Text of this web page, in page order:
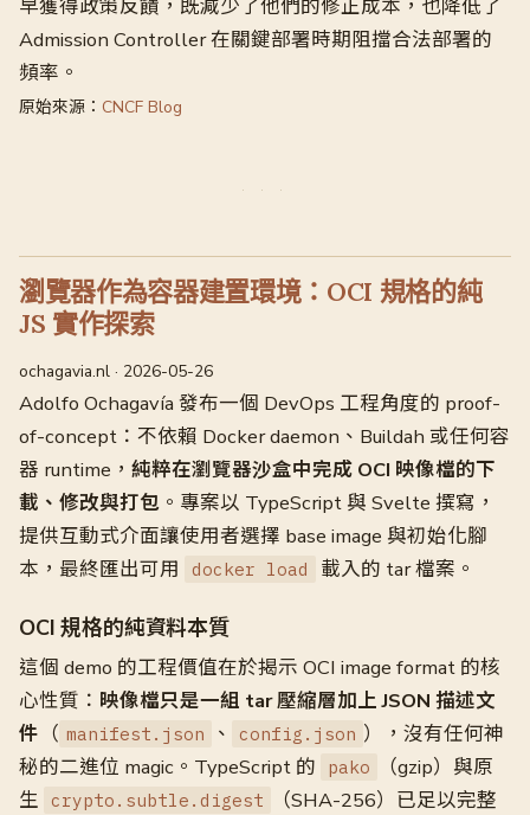
早獲得政策反饋，既減少了他們的修正成本，也降低了
Admission Controller 在關鍵部署時期阻擋合法部署的
頻率。
原始來源： CNCF Blog
瀏覽器作為容器建置環境：OCI 規格的純
JS 實作探索
ochagavia.nl · 2026-05-26
Adolfo Ochagavía 發布一個 DevOps 工程角度的 proof-
of-concept：不依賴 Docker daemon、Buildah 或任何容
器 runtime， 純粹在瀏覽器沙盒中完成 OCI 映像檔的下
載、修改與打包 。專案以 TypeScript 與 Svelte 撰寫，
提供互動式介面讓使用者選擇 base image 與初始化腳
本，最終匯出可用
docker load 載入的 tar 檔案。
OCI 規格的純資料本質
這個 demo 的工程價值在於揭示 OCI image format 的核
心性質： 映像檔只是一組 tar 壓縮層加上 JSON 描述文
件 （ manifest.json 、 config.json ），沒有任何神
秘的二進位 magic。TypeScript 的
pako
（gzip）與原
生
crypto.subtle.digest
（SHA-256）已足以完整